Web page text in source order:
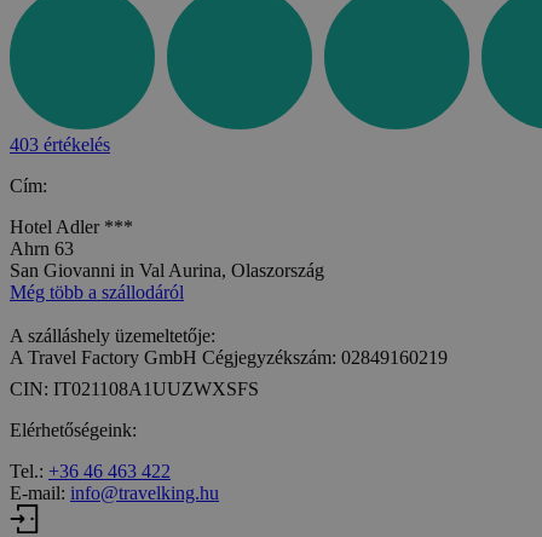
403 értékelés
Cím:
Hotel Adler ***
Ahrn 63
San Giovanni in Val Aurina, Olaszország
Még több a szállodáról
A szálláshely üzemeltetője:
A Travel Factory GmbH Cégjegyzékszám: 02849160219
CIN: IT021108A1UUZWXSFS
Elérhetőségeink:
Tel.: +36 46 463 422
E-mail: info@travelking.hu